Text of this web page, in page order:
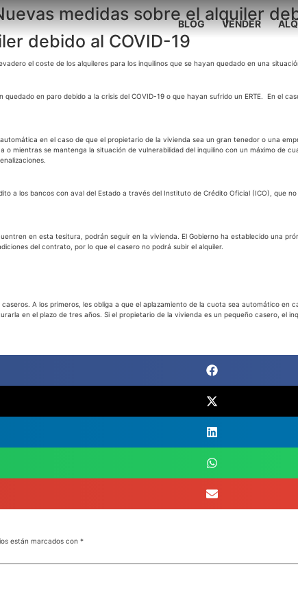
BLOG VENDER
medidas sobre el alquiler
debido al COVID-19
el coste de los alquileres para los inquilinos que se hayan quedado en una
quedado en paro debido a la crisis del COVID-19 o que hayan sufrido un ERTE. En
en el caso de que el propietario de la vivienda sea un gran tenedor o una
mientras se mantenga la situación de vulnerabilidad del inquilino con un máximo
a los bancos con aval del Estado a través del Instituto de Crédito Oficial (ICO), que
en esta tesitura, podrán seguir en la vivienda. El Gobierno ha establecido una
del contrato, por lo que el casero no podrá subir el alquiler.
A los primeros, les obliga a que el aplazamiento de la cuota sea automático
en el plazo de tres años. Si el propietario de la vivienda es un pequeño casero, el
están marcados con *